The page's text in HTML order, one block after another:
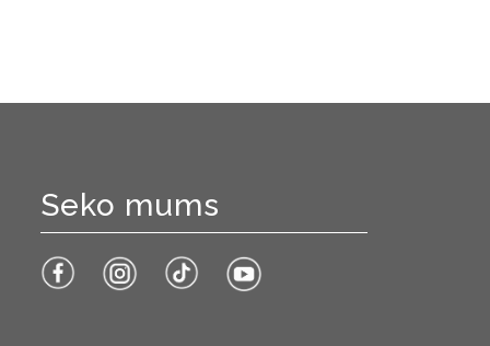
Seko mums